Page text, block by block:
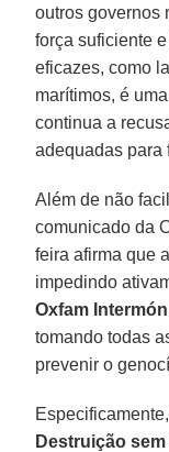
outros governos
força suficiente
eficazes, como
marítimos, é
continua a
adequadas para
Além de não
comunicado da
feira afirma que
impedindo
Oxfam Intermón
tomando todas
prevenir o
Destruição